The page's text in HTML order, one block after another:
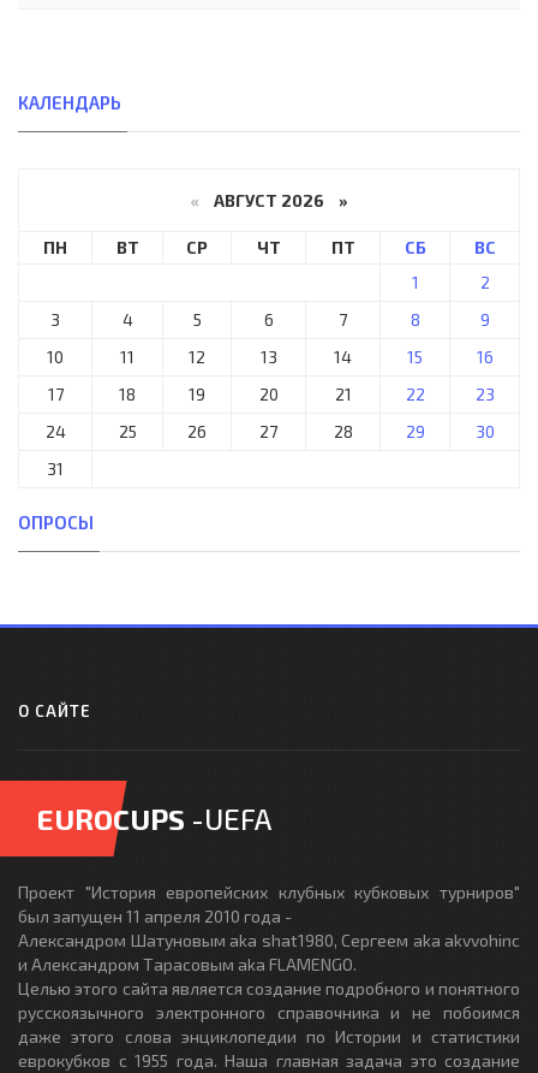
КАЛЕНДАРЬ
« АВГУСТ 2026 »
ПН ВТ СР ЧТ ПТ СБ
ВС
1
2
3
4 5 6 7 8
9
10
11 12 13 14 15
16
17
18 19 20 21 22
23
24
25 26 27 28 29
30
31
ОПРОСЫ
О САЙТЕ
EUROCUPS -UEFA
Проект "История европейских клубных кубковых турниров"
был запущен 11 апреля 2010 года -
Александром Шатуновым aka shat1980, Сергеем aka akvvohinc
и Александром Тарасовым aka FLAMENGO.
Целью этого сайта является создание подробного и понятного
русскоязычного электронного справочника и не побоимся
даже этого слова энциклопедии по Истории и статистики
еврокубков с 1955 года. Наша главная задача это создание